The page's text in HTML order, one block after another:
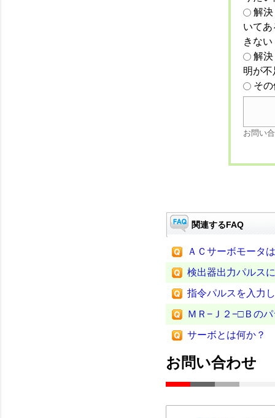
解
いて
きない
解
明が
そ
お問い
関連するFAQ
ＡＣサーボモータ
検出器出力パルス
指令パルスを入力
ＭＲ−Ｊ２−□Ｂの
サーボとは何か？
お問い合わせ